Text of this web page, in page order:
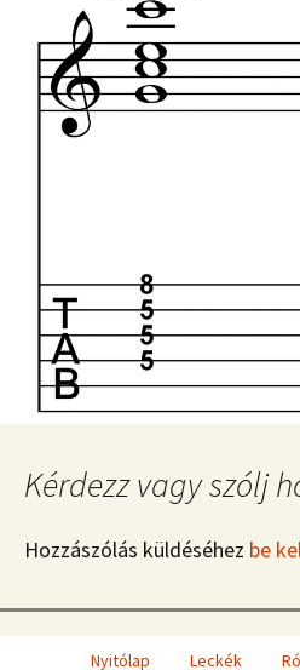
Kérdezz vagy szólj
Hozzászólás küldéséhez be
Nyitólap Leckék